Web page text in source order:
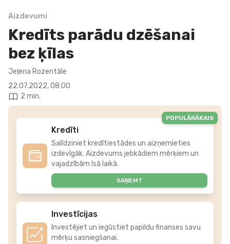
Aizdevumi
Kredīts parādu dzēšanai
bez ķīlas
Jeļena Rozentāle
22.07.2022, 08:00
2 min.
Kredīti
Salīdziniet kredītiestādes un aizņemieties
izdevīgāk. Aizdevums jebkādiem mērķiem un
vajadzībām īsā laikā.
SAŅEMT
POPULĀRĀKAIS
Investīcijas
Investējiet un iegūstiet papildu finanses savu
mērķu sasniegšanai.